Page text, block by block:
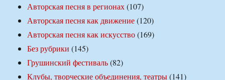
Авторская песня в регионах(107)
Авторская песня как движение(120)
Авторская песня как искусство(169)
Без рубрики (145)
Грушинский фестиваль(82)
Клубы, творческие объединения, театры(141)